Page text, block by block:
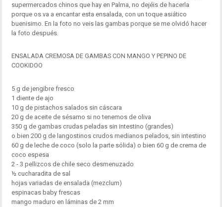
supermercados chinos que hay en Palma, no dejéis de hacerla
porque os va a encantar esta ensalada, con un toque asiático
buenisimo. En la foto no veis las gambas porque se me olvidó hacer
la foto después.
ENSALADA CREMOSA DE GAMBAS CON MANGO Y PEPINO DE
COOKIDOO
5 g de jengibre fresco
1 diente de ajo
10 g de pistachos salados sin cáscara
20 g de aceite de sésamo si no tenemos de oliva
350 g de gambas crudas peladas sin intestino (grandes)
o bien 200 g de langostinos crudos medianos pelados, sin intestino
60 g de leche de coco (solo la parte sólida) o bien 60 g de crema de
coco espesa
2 - 3 pellizcos de chile seco desmenuzado
½ cucharadita de sal
hojas variadas de ensalada (mezclum)
espinacas baby frescas
mango maduro en láminas de 2 mm